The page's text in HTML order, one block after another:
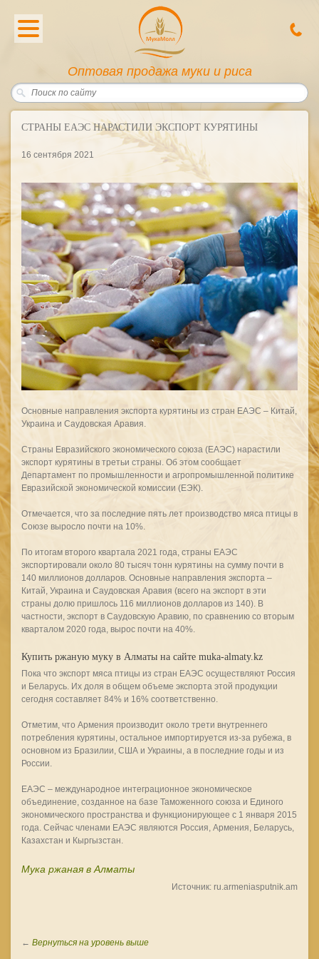
Oптовая продажа муки и риса
СТРАНЫ ЕАЭС НАРАСТИЛИ ЭКСПОРТ КУРЯТИНЫ
16 сентября 2021
Основные направления экспорта курятины из стран ЕАЭС – Китай,
Украина и Саудовская Аравия.
Страны Евразийского экономического союза (ЕАЭС) нарастили
экспорт курятины в третьи страны. Об этом сообщает
Департамент по промышленности и агропромышленной политике
Евразийской экономической комиссии (ЕЭК).
Отмечается, что за последние пять лет производство мяса птицы в
Союзе выросло почти на 10%.
По итогам второго квартала 2021 года, страны ЕАЭС
экспортировали около 80 тысяч тонн курятины на сумму почти в
140 миллионов долларов. Основные направления экспорта –
Китай, Украина и Саудовская Аравия (всего на экспорт в эти
страны долю пришлось 116 миллионов долларов из 140). В
частности, экспорт в Саудовскую Аравию, по сравнению со вторым
кварталом 2020 года, вырос почти на 40%.
Купить ржаную муку в Алматы на сайте muka-almaty.kz
Пока что экспорт мяса птицы из стран ЕАЭС осуществляют Россия
и Беларусь. Их доля в общем объеме экспорта этой продукции
сегодня составляет 84% и 16% соответственно.
Отметим, что Армения производит около трети внутреннего
потребления курятины, остальное импортируется из-за рубежа, в
основном из Бразилии, США и Украины, а в последние годы и из
России.
ЕАЭС – международное интеграционное экономическое
объединение, созданное на базе Таможенного союза и Единого
экономического пространства и функционирующее с 1 января 2015
года. Сейчас членами ЕАЭС являются Россия, Армения, Беларусь,
Казахстан и Кыргызстан.
Мука ржаная в Алматы
Источник: ru.armeniasputnik.am
← Вернуться на уровень выше